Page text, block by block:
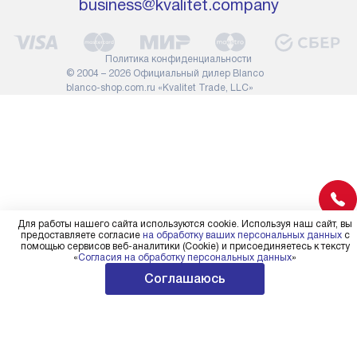
службы не имеют права
или другие выступающие
элементы, так как это может
повлиять на гарантийное
обслуживание в будущем.
расходных
требуется
business@kvalitet.company
© 2004 – 2026 Официальный дилер Blanco
blanco-shop.com.ru «Kvalitet Trade, LLC»
Политика конфиденциальности
Для работы нашего сайта используются cookie. Используя наш сайт, вы
предоставляете согласие на обработку ваших персональных данныхс
помощью сервисов веб-аналитики (Cookie) и присоединяетесь к тексту
«Согласия на обработку персональных данных»
Соглашаюсь